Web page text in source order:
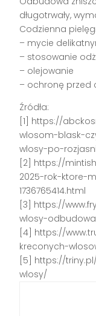
długotrwały,
Codzienna
– mycie
– stosowanie
– olejowanie
– ochronę przed
Źródła:
[1] https://
wlosom-blask-
wlosy-po-
[2] https://
2025-rok-ktore-
1736765414.html
[3] https://
wlosy-
[4] https://
kreconych-
[5] https://
wlosy/